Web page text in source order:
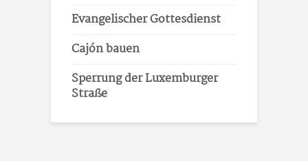
Evangelischer Gottesdienst
Cajón bauen
Sperrung der Luxemburger
Straße